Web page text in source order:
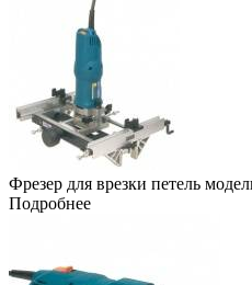
Фрезер для врезки петель
Подробнее